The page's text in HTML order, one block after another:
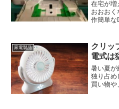
在宅が増
おおお
作簡単な
紹介し
ね。
家電製品
クリッ
電式は
暑い夏が
独り占め
買い物や